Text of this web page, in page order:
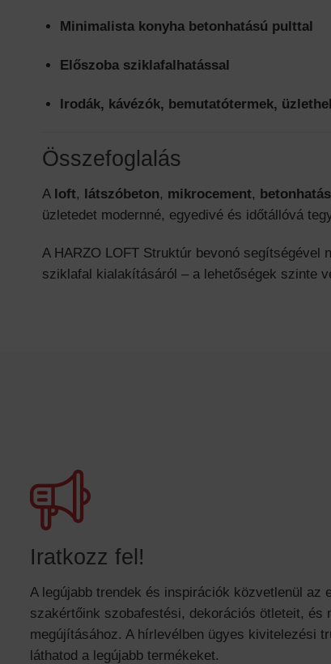
Minimalista konyha betonhatású pulttal
Előszoba sziklafalhatással
Irodák, kávézók, bemutatótermek,
Összefoglalás
A loft, látszóbeton, mikrocement, betonhatás
üzletedet modernné, egyedivé és időtállóvá
A HARZO LOFT Struktúr bevonó
sziklafal kialakításáról – a lehetőségek szinte
Iratkozz fel!
A legújabb trendek és inspirációk közvetlenül az
szakértőink szobafestési, dekorációs ötleteit, és
megújításához. A hírlevélben ügyes kivitelezési
láthatod a legújabb termékeket.